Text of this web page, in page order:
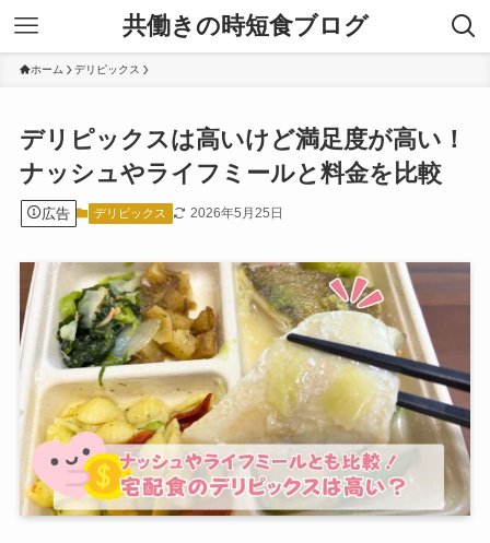
共働きの時短食ブログ
ホーム デリピックス
デリピックスは高いけど満足度が高い！
ナッシュやライフミールと料金を比較
広告 デリピックス 2026年5月25日